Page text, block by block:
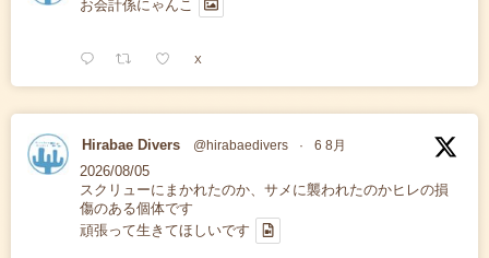
お会計係にゃんこ
X
Hirabae Divers @hirabaedivers · 6 8月
2026/08/05
スクリューにまかれたのか、サメに襲われたのかヒレの損
傷のある個体です
頑張って生きてほしいです